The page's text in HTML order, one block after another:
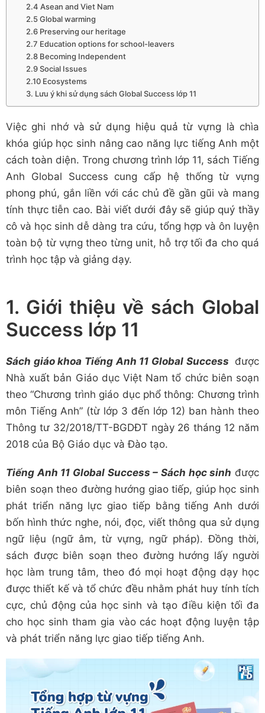
2.4 Asean and Viet Nam
2.5 Global warming
2.6 Preserving our heritage
2.7 Education options for school-leavers
2.8 Becoming Independent
2.9 Social Issues
2.10 Ecosystems
3. Lưu ý khi sử dụng sách Global Success lớp 11
Việc ghi nhớ và sử dụng hiệu quả từ vựng là chìa
khóa giúp học sinh nâng cao năng lực tiếng Anh một
cách toàn diện. Trong chương trình lớp 11, sách Tiếng
Anh Global Success cung cấp hệ thống từ vựng
phong phú, gắn liền với các chủ đề gần gũi và mang
tính thực tiễn cao. Bài viết dưới đây sẽ giúp quý thầy
cô và học sinh dễ dàng tra cứu, tổng hợp và ôn luyện
toàn bộ từ vựng theo từng unit, hỗ trợ tối đa cho quá
trình học tập và giảng dạy.
1. Giới thiệu về sách Global
Success lớp 11
Sách giáo khoa Tiếng Anh 11 Global Success được
Nhà xuất bản Giáo dục Việt Nam tổ chức biên soạn
theo “Chương trình giáo dục phổ thông: Chương trình
môn Tiếng Anh” (từ lớp 3 đến lớp 12) ban hành theo
Thông tư 32/2018/TT-BGDĐT ngày 26 tháng 12 năm
2018 của Bộ Giáo dục và Đào tạo.
Tiếng Anh 11 Global Success – Sách học sinh được
biên soạn theo đường hướng giao tiếp, giúp học sinh
phát triển năng lực giao tiếp bằng tiếng Anh dưới
bốn hình thức nghe, nói, đọc, viết thông qua sử dụng
ngữ liệu (ngữ âm, từ vựng, ngữ pháp). Đồng thời,
sách được biên soạn theo đường hướng lấy người
học làm trung tâm, theo đó mọi hoạt động dạy học
được thiết kế và tổ chức đều nhằm phát huy tính tích
cực, chủ động của học sinh và tạo điều kiện tối đa
cho học sinh tham gia vào các hoạt động luyện tập
và phát triển năng lực giao tiếp tiếng Anh.